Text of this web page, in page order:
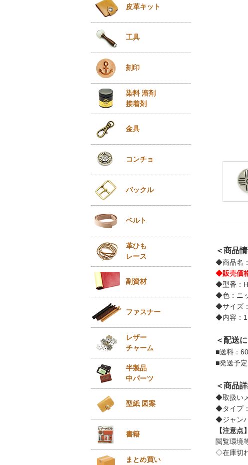
＜商品
◆商品名
◆販売価
◆型番：
◆色：ニ
◆サイズ
◆内容：1
＜配送
■送料：
■発送予
＜商品
◆取扱い
◆タイプ
◆ジャン
【注意点】
閲覧環境
◇在庫切
皮革キット
工具
刻印
染料 溶剤
接着剤
金具
コンチョ
バックル
ベルト
革ひも
レース
副資材
ファスナー
レザー
チャーム
半製品
中パーツ
型紙 図案
書籍
まとめ買い